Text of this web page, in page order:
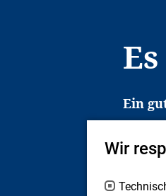
Ein
Es
Wir